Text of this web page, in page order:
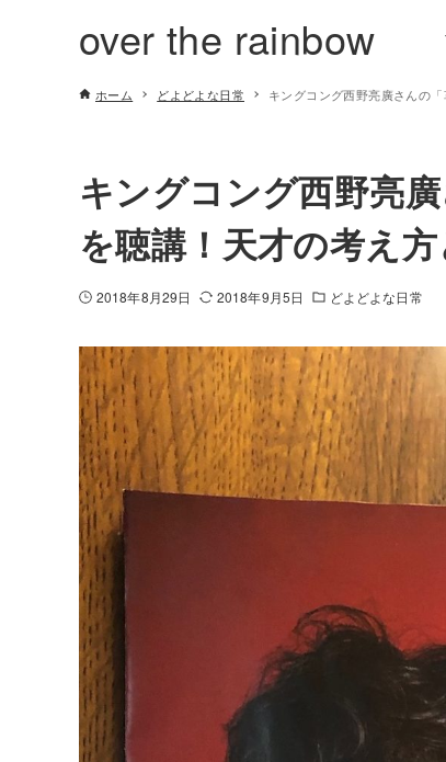
over the rainbow
ホーム どよどよな日常 キングコング西野亮廣さんの
キングコング西野亮
を聴講！天才の考え方
2018年8月29日 2018年9月5日 どよどよな日常